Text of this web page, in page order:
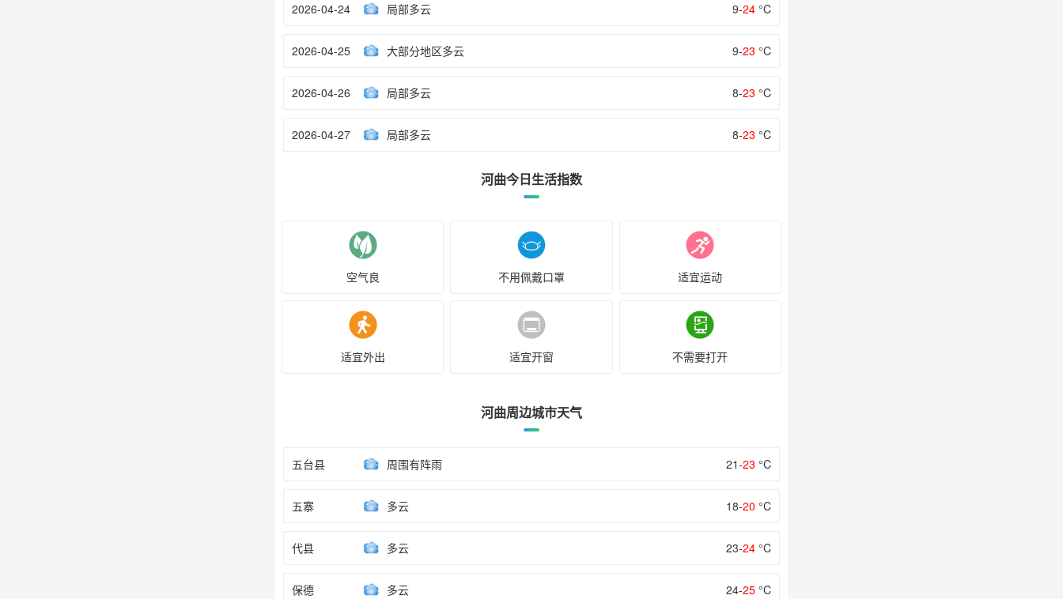
2026-04-24 局部多云 9-24 °C
2026-04-25 大部分地区多云 9-23 °C
2026-04-26 局部多云 8-23 °C
2026-04-27 局部多云 8-23 °C
河曲今日生活指数
空气良 不用佩戴口罩 适宜运动
适宜外出 适宜开窗 不需要打开
河曲周边城市天气
五台县 周围有阵雨 21-23 °C
五寨 多云 18-20 °C
代县 多云 23-24 °C
保德 多云 24-25 °C